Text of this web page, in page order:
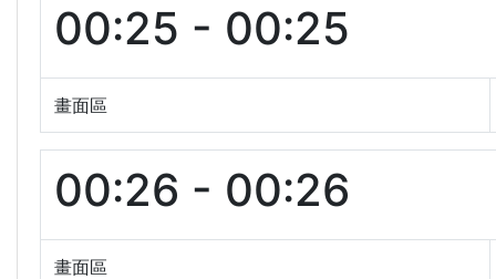
00:25 - 00:25
畫面區
00:26 - 00:26
畫面區